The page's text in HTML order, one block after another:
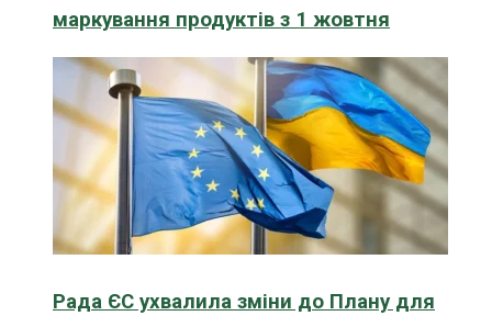
маркування продуктів з 1 жовтня
Рада ЄС ухвалила зміни до Плану для